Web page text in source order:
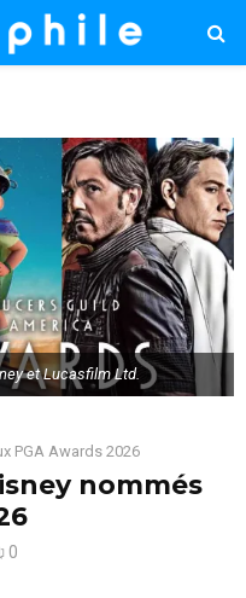
et Lucasfilm Ltd.
PGA Awards 2026
nommés
0